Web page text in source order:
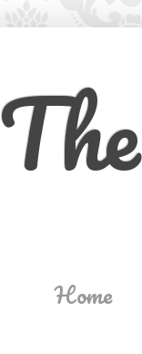
Home